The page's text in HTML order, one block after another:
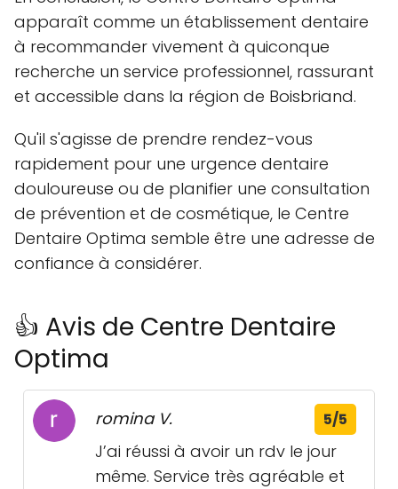
apparaît comme un établissement dentaire
à recommander vivement à quiconque
recherche un service professionnel, rassurant
et accessible dans la région de Boisbriand.
Qu'il s'agisse de prendre rendez-vous
rapidement pour une urgence dentaire
douloureuse ou de planifier une consultation
de prévention et de cosmétique, le Centre
Dentaire Optima semble être une adresse de
confiance à considérer.
👍 Avis de Centre Dentaire
Optima
romina V. 5/5
J’ai réussi à avoir un rdv le jour
même. Service très agréable et